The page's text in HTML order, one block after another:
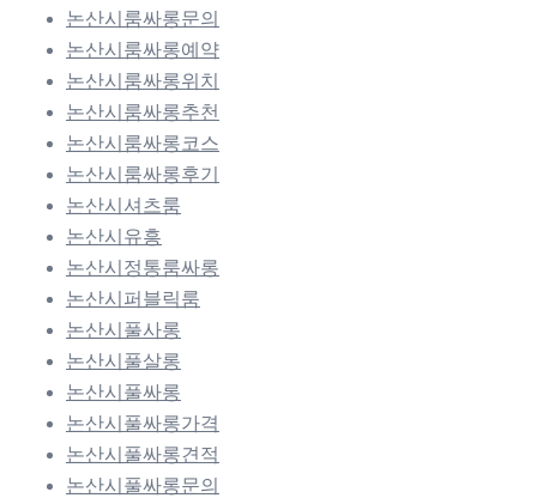
논산시룸싸롱문의
논산시룸싸롱예약
논산시룸싸롱위치
논산시룸싸롱추천
논산시룸싸롱코스
논산시룸싸롱후기
논산시셔츠룸
논산시유흥
논산시정통룸싸롱
논산시퍼블릭룸
논산시풀사롱
논산시풀살롱
논산시풀싸롱
논산시풀싸롱가격
논산시풀싸롱견적
논산시풀싸롱문의